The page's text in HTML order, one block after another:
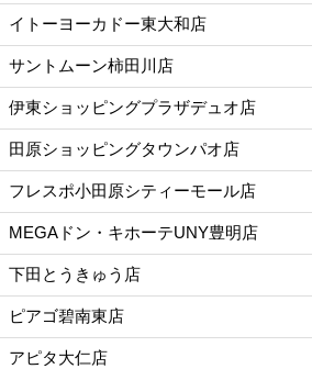
イトーヨーカドー東大和店
サントムーン柿田川店
伊東ショッピングプラザデュオ店
田原ショッピングタウンパオ店
フレスポ小田原シティーモール店
MEGAドン・キホーテUNY豊明店
下田とうきゅう店
ピアゴ碧南東店
アピタ大仁店